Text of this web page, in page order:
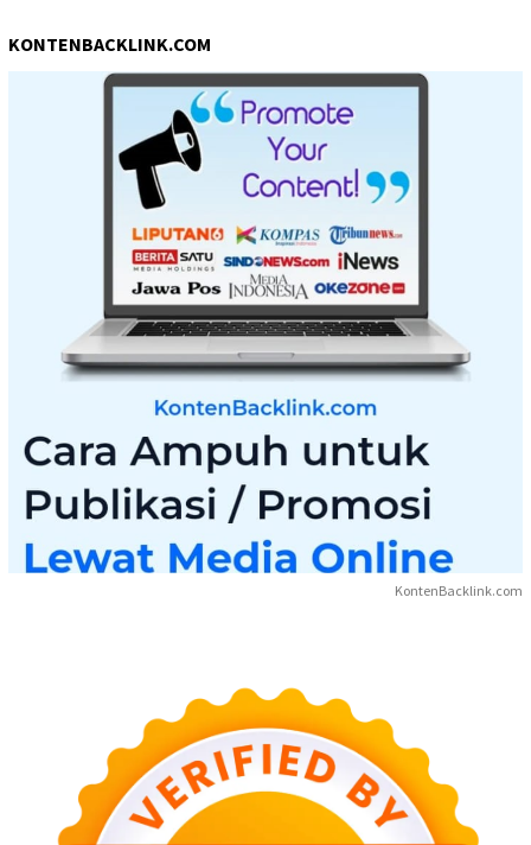
KONTENBACKLINK.COM
KontenBacklink.com